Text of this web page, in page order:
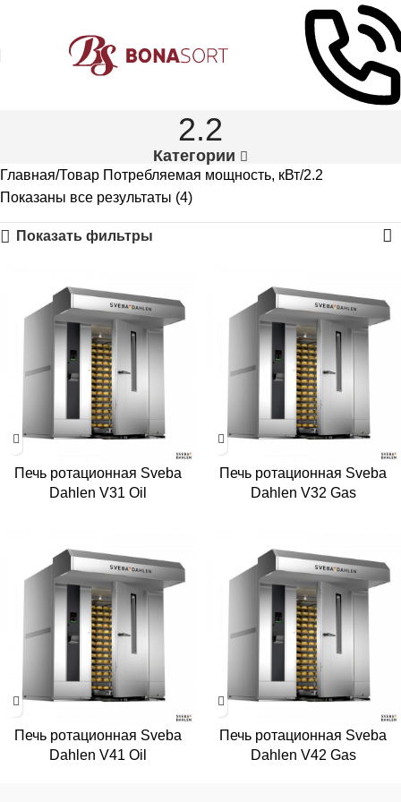
2.2
Категории
Главная Товар Потребляемая мощность, кВт 2.2
Показаны все результаты (4)
Показать фильтры
Печь ротационная Sveba
Dahlen V31 Oil
Печь ротационная Sveba
Dahlen V32 Gas
Печь ротационная Sveba
Dahlen V41 Oil
Печь ротационная Sveba
Dahlen V42 Gas